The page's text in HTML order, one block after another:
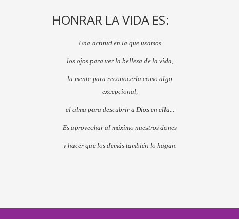
HONRAR LA VIDA ES:
Una actitud en la que usamos
los ojos para ver la belleza de la vida,
la mente para reconocerla como algo
excepcional,
el alma para descubrir a Dios en ella...
Es aprovechar al máximo nuestros dones
y hacer que los demás también lo hagan.